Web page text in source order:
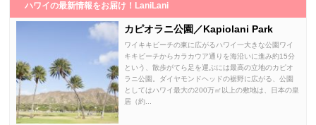
ハワイの最新情報をお届け！LaniLani
カピオラニ公園／Kapiolani Park
ワイキキビーチの東に広がるハワイ一大きな公園ワイ
キキビーチからカラカウア通りを海沿いに進み約15分
という、散歩がてら足を運ぶには最高の立地のカピオ
ラニ公園。ダイヤモンドヘッドの裾野に広がる、公園
としてはハワイ最大の200万㎡以上の敷地は、日本の皇
居（約...